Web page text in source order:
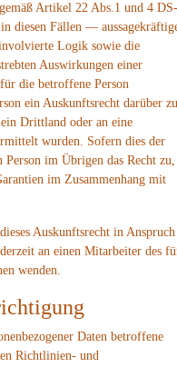
Artikel 22 Abs.1 und 4 DS-
diesen Fällen —
Logik sowie die
Auswirkungen einer
die betroffene Person
ein Auskunftsrecht darüber
ein Drittland oder an eine
wurden. Sofern dies der
im Übrigen das Recht zu,
im Zusammenhang mit
Auskunftsrecht in Anspruch
an einen Mitarbeiter des
wenden.
Daten betroffene
Richtlinien- und